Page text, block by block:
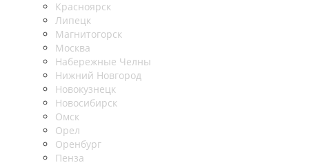
Красноярск
Липецк
Магнитогорск
Москва
Набережные Челны
Нижний Новгород
Новокузнецк
Новосибирск
Омск
Орел
Оренбург
Пенза